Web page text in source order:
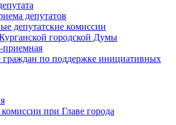
депутатов
депутатские комиссии
городской Думы
приемная
граждан по поддержке инициативных
при Главе города